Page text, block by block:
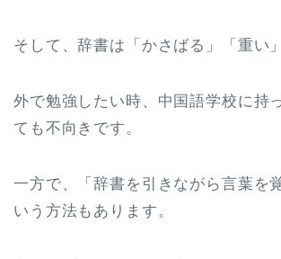
そして、辞書は「かさばる」「重い
外で勉強したい時、中国語学校に持
ても不向きです。
一方で、「辞書を引きながら言葉を
いう方法もあります。